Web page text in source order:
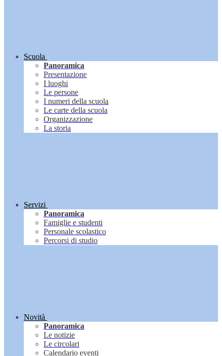
Scuola
Panoramica
Presentazione
I luoghi
Le persone
I numeri della scuola
Le carte della scuola
Organizzazione
La storia
Servizi
Panoramica
Famiglie e studenti
Personale scolastico
Percorsi di studio
Novità
Panoramica
Le notizie
Le circolari
Calendario eventi